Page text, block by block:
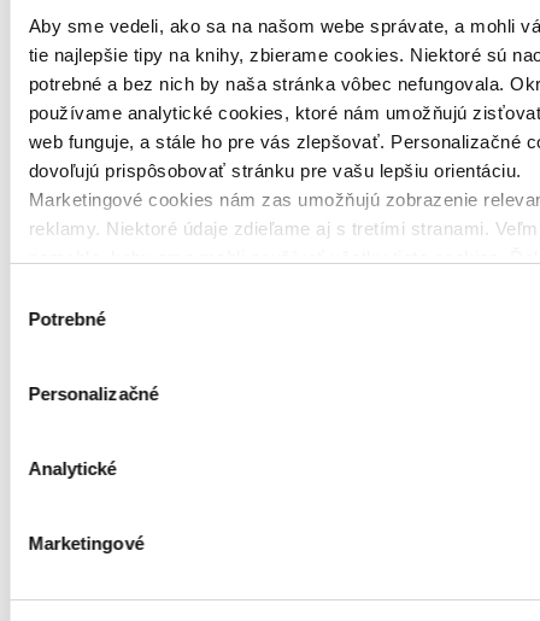
Aby sme vedeli, ako sa na našom webe správate, a mohli
tie najlepšie tipy na knihy, zbierame cookies. Niektoré sú
potrebné a bez nich by naša stránka vôbec nefungovala.
používame analytické cookies, ktoré nám umožňujú
web funguje, a stále ho pre vás zlepšovať. Personalizačné
dovoľujú prispôsobovať stránku pre vašu lepšiu orientáciu.
Marketingové cookies nám zas umožňujú zobrazenie
reklamy. Niektoré údaje zdieľame aj s tretími stranami.
súhlasu
Potrebné
Personalizačné
Analytické
Marketingové
Pevná väzba
Slovenčina, 2023
Na sklade 3 ks
Túto knihu máme síce aktuálne na sklade, máme však už iba
posledné kusy. Ak ju chcete mať rýchlo, ponáhľajte sa!
Dodanie ďalších môže trvať dlhšie, zvyčajne do štyroch dní.
13,60 €
Vložiť do košíka